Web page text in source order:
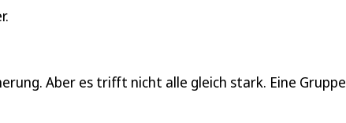
Aber es trifft nicht alle gleich stark. Eine Gruppe